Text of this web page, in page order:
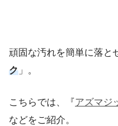
頑固な汚れを簡単に落と
ク 」。
こちらでは、『アズマジ
などをご紹介。